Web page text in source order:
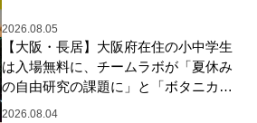
展示も
2026.08.05
【大阪・長居】大阪府在住の小中学生
は入場無料に、チームラボが「夏休み
の自由研究の課題に」と「ボタニカル
ガーデン 大阪」へ招待
2026.08.04